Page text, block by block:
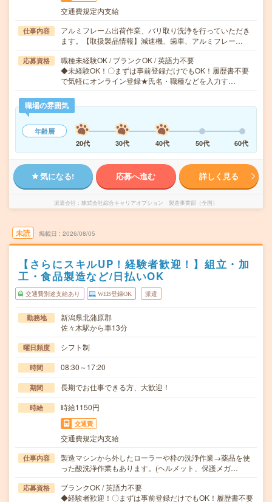
交通費規定内支給
仕事内容
アルミフレーム出荷作業、バリ取り洗浄を行っていただき
ます。【取扱製品情報】減速機、歯車、アルミフレー…
応募資格
職種未経験OK / ブランクOK / 英語力不要
◆未経験OK！〇まずは事前登録だけでもOK！履歴書不要
で気軽にオンライン登録★氏名・職種などを入力す…
職場の雰囲気
年齢層
20代
30代 40代 50代 60代
気になる! 応募へ進む 詳しく見る
派遣会社 株式会社綜合キャリアオプション 製造事業部（全国）
未読 掲載日 2026/08/05
【さらにスキルUP！経験者歓迎！】組立・加
工・食品製造など/日払いOK
交通費別途支給あり WEB登録OK 派遣
勤務地
新潟県北蒲原郡
佐々木駅から車13分
曜日頻度 シフト制
時間 08:30～17:20
期間 長期でお仕事できる方、大歓迎！
時給 時給1150円
交通費
交通費規定内支給
仕事内容
製造マシンから外したローラーや枠の洗浄作業→薬品を使
った酸洗浄作業もあります。(ヘルメット、保護メガ…
応募資格
ブランクOK / 英語力不要
◆経験者歓迎！〇まずは事前登録だけでもOK！履歴書不要